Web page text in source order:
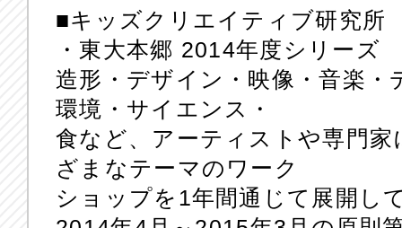
■キッズクリエイティブ研究所
・東大本郷 2014年度シリーズ
造形・デザイン・映像・音楽
環境・サイエンス・
食など、アーティストや専門
ざまなテーマのワーク
ショップを1年間通じて展開し